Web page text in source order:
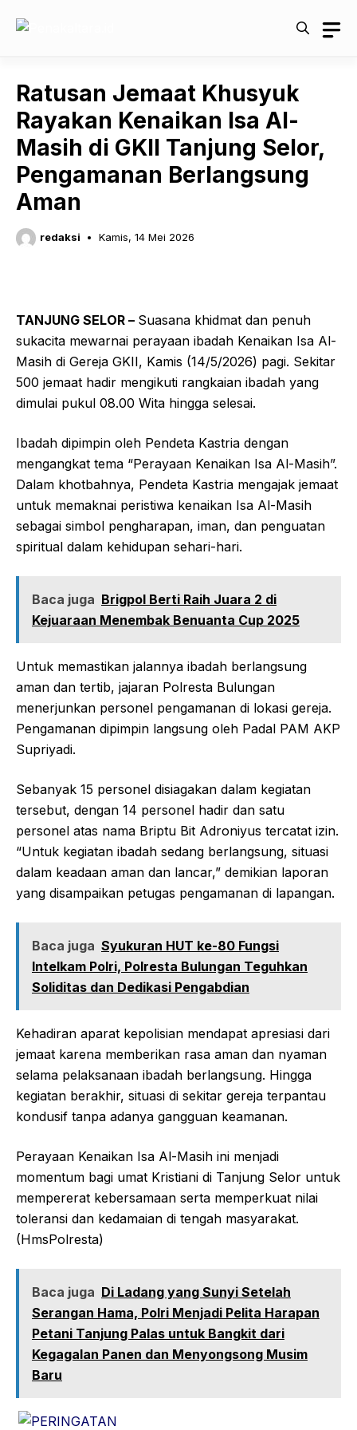
Ratusan Jemaat Khusyuk
Rayakan Kenaikan Isa Al-
Masih di GKII Tanjung Selor,
Pengamanan Berlangsung
Aman
redaksi Kamis, 14 Mei 2026
TANJUNG SELOR – Suasana khidmat dan penuh
sukacita mewarnai perayaan ibadah Kenaikan Isa Al-
Masih di Gereja GKII, Kamis (14/5/2026) pagi. Sekitar
500 jemaat hadir mengikuti rangkaian ibadah yang
dimulai pukul 08.00 Wita hingga selesai.
Ibadah dipimpin oleh Pendeta Kastria dengan
mengangkat tema “Perayaan Kenaikan Isa Al-Masih”.
Dalam khotbahnya, Pendeta Kastria mengajak jemaat
untuk memaknai peristiwa kenaikan Isa Al-Masih
sebagai simbol pengharapan, iman, dan penguatan
spiritual dalam kehidupan sehari-hari.
Baca juga Brigpol Berti Raih Juara 2 di
Kejuaraan Menembak Benuanta Cup 2025
Untuk memastikan jalannya ibadah berlangsung
aman dan tertib, jajaran Polresta Bulungan
menerjunkan personel pengamanan di lokasi gereja.
Pengamanan dipimpin langsung oleh Padal PAM AKP
Supriyadi.
Sebanyak 15 personel disiagakan dalam kegiatan
tersebut, dengan 14 personel hadir dan satu
personel atas nama Briptu Bit Adroniyus tercatat izin.
“Untuk kegiatan ibadah sedang berlangsung, situasi
dalam keadaan aman dan lancar,” demikian laporan
yang disampaikan petugas pengamanan di lapangan.
Baca juga Syukuran HUT ke-80 Fungsi
Intelkam Polri, Polresta Bulungan Teguhkan
Soliditas dan Dedikasi Pengabdian
Kehadiran aparat kepolisian mendapat apresiasi dari
jemaat karena memberikan rasa aman dan nyaman
selama pelaksanaan ibadah berlangsung. Hingga
kegiatan berakhir, situasi di sekitar gereja terpantau
kondusif tanpa adanya gangguan keamanan.
Perayaan Kenaikan Isa Al-Masih ini menjadi
momentum bagi umat Kristiani di Tanjung Selor untuk
mempererat kebersamaan serta memperkuat nilai
toleransi dan kedamaian di tengah masyarakat.
(HmsPolresta)
Baca juga Di Ladang yang Sunyi Setelah
Serangan Hama, Polri Menjadi Pelita Harapan
Petani Tanjung Palas untuk Bangkit dari
Kegagalan Panen dan Menyongsong Musim
Baru